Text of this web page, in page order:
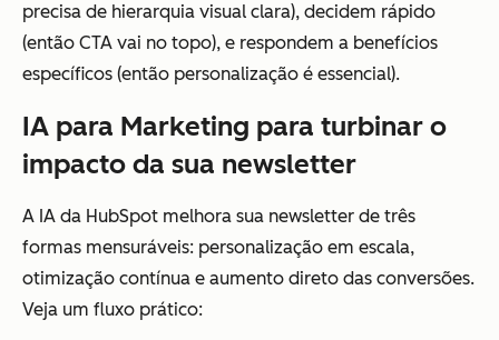
precisa de hierarquia visual clara), decidem rápido
(então CTA vai no topo), e respondem a benefícios
específicos (então personalização é essencial).
IA para Marketing para turbinar o
impacto da sua newsletter
A IA da HubSpot melhora sua newsletter de três
formas mensuráveis: personalização em escala,
otimização contínua e aumento direto das conversões.
Veja um fluxo prático: